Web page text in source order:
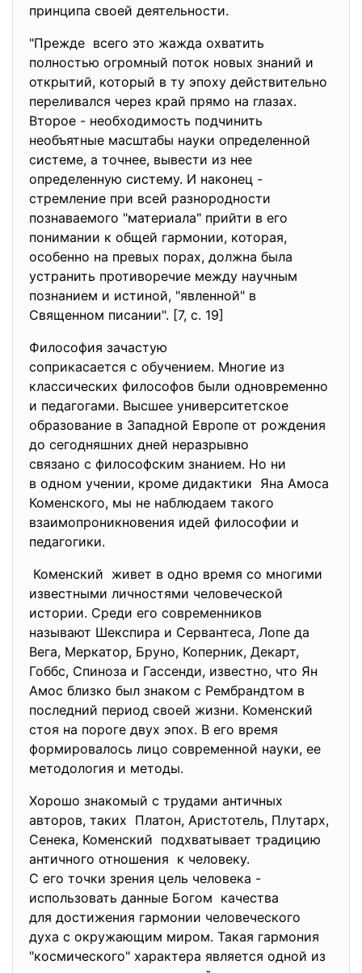
принципа своей деятельности.
"Прежде всего это жажда охватить
полностью огромный поток новых знаний и
открытий, который в ту эпоху действительно
переливался через край прямо на глазах.
Второе - необходимость подчинить
необъятные масштабы науки определенной
системе, а точнее, вывести из нее
определенную систему. И наконец -
стремление при всей разнородности
познаваемого "материала" прийти в его
понимании к общей гармонии, которая,
особенно на превых порах, должна была
устранить противоречие между научным
познанием и истиной, "явленной" в
Священном писании". [7, с. 19]
Философия зачастую
соприкасается с обучением. Многие из
классических философов были одновременно
и педагогами. Высшее университетское
образование в Западной Европе от рождения
до сегодняшних дней неразрывно
связано с философским знанием. Но ни
в одном учении, кроме дидактики Яна Амоса
Коменского, мы не наблюдаем такого
взаимопроникновения идей философии и
педагогики.
Коменский живет в одно время со многими
известными личностями человеческой
истории. Среди его современников
называют Шекспира и Сервантеса, Лопе да
Вега, Меркатор, Бруно, Коперник, Декарт,
Гоббс, Спиноза и Гассенди, известно, что Ян
Амос близко был знаком с Рембрандтом в
последний период своей жизни. Коменский
стоя на пороге двух эпох. В его время
формировалось лицо современной науки, ее
методология и методы.
Хорошо знакомый с трудами античных
авторов, таких Платон, Аристотель, Плутарх,
Сенека, Коменский подхватывает традицию
античного отношения к человеку.
С его точки зрения цель человека -
использовать данные Богом качества
для достижения гармонии человеческого
духа с окружающим миром. Такая гармония
"космического" характера является одной из